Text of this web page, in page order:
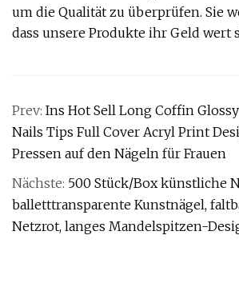
um die Qualität zu überprüfen. Sie
dass unsere Produkte ihr Geld wert
Prev: Ins Hot Sell Long Coffin
Nails Tips Full Cover Acryl Print
Pressen auf den Nägeln für Frauen
Nächste: 500 Stück/Box künstliche
balletttransparente Kunstnägel,
Netzrot, langes Mandelspitzen-